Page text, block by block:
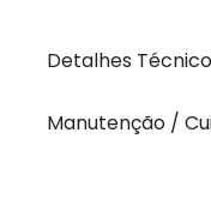
Detalhes
Manutenção /